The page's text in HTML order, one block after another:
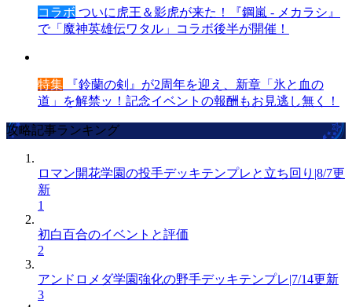
コラボ ついに虎王＆影虎が来た！『鋼嵐 - メカラシ』
で「魔神英雄伝ワタル」コラボ後半が開催！
特集 『鈴蘭の剣』が2周年を迎え、新章「氷と血の
道」を解禁ッ！記念イベントの報酬もお見逃し無く！
攻略記事ランキング
ロマン開花学園の投手デッキテンプレと立ち回り|8/7更
新
1
初白百合のイベントと評価
2
アンドロメダ学園強化の野手デッキテンプレ|7/14更新
3